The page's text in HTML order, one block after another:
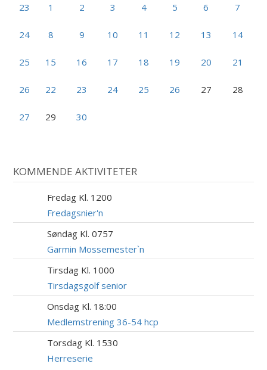
23 1 2 3 4 5 6 7
24 8 9 10 11 12 13 14
25 15 16 17 18 19 20 21
26 22 23 24 25 26 27 28
27 29 30
KOMMENDE AKTIVITETER
Fredag Kl. 1200
Fredagsnier'n
Søndag Kl. 0757
Garmin Mossemester`n
Tirsdag Kl. 1000
Tirsdagsgolf senior
Onsdag Kl. 18:00
Medlemstrening 36-54 hcp
Torsdag Kl. 1530
Herreserie